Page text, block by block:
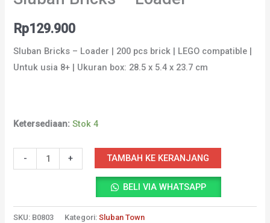
Rp129.900
Sluban Bricks – Loader | 200 pcs brick | LEGO compatible |
Untuk usia 8+ | Ukuran box: 28.5 x 5.4 x 23.7 cm
Ketersediaan: Stok 4
-
Kuantitas
Sluban
-
Loader
+ TAMBAH KE KERANJANG
BELI VIA WHATSAPP
SKU: B0803 Kategori:Sluban Town